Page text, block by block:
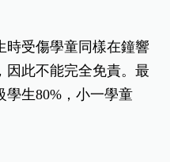
時受傷學童同樣在鐘響
因此不能完全免責。最
學生80%，小一學童